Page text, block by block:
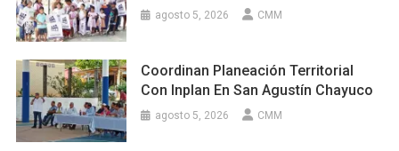
agosto 5, 2026 CMM
Coordinan Planeación Territorial
Con Inplan En San Agustín Chayuco
agosto 5, 2026 CMM